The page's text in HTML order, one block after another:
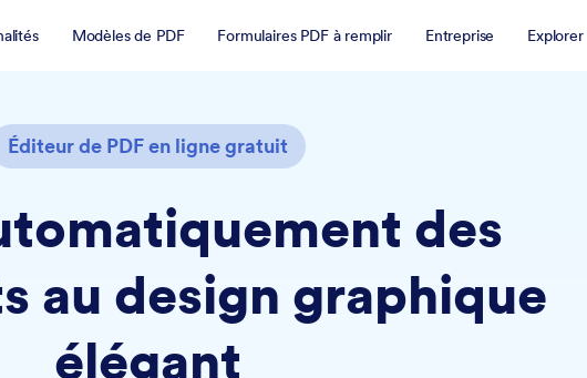
Modèles de PDF Formulaires PDF à remplir Entreprise Explorer
Éditeur de PDF en ligne gratuit
des
au design graphique
élégant